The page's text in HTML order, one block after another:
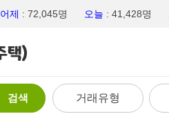
어제 : 72,045명 오늘 : 41,428명
검색 거래유형